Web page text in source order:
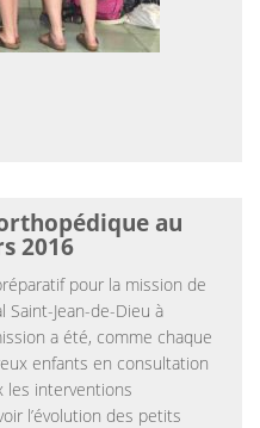
au
2016
pour la mission de
Saint-Jean-de-Dieu à
a été, comme chaque
enfants en consultation
les interventions
l’évolution des petits